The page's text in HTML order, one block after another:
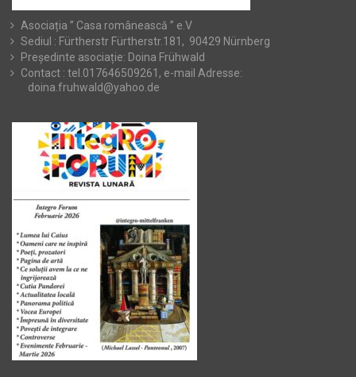
Asociația ” Casa românească ” e.V
Sediul : Fürtherstr Fürtherstr.181, 90429 Nürnberg
Președinte asociație: Doina Frühwald
Contact : tel.017646509261, e-mail Adresse:
doina.fruhwald@yahoo.de